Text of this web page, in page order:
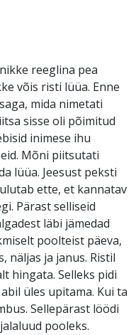
reeglina pea
võis risti lüüa. Enne
mida nimetati
sisse oli põimitud
inimese ihu
Mõni piitsutati
lüüa. Jeesust peksti
ette, et kannatav
Pärast selliseid
läbi jämedad
poolteist päeva,
näljas ja janus. Ristil
hingata. Selleks pidi
üles upitama. Kui ta
Sellepärast löödi
pooleks.